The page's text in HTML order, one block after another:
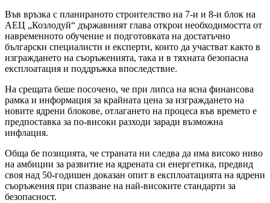
Във връзка с планираното строителство на 7-и и 8-и блок на
АЕЦ „Козлодуй“ държавният глава открои необходимостта от
навременното обучение и подготовката на достатъчно
български специалисти и експерти, които да участват както в
изграждането на съоръженията, така и в тяхната безопасна
експлоатация и поддръжка впоследствие.
На срещата беше посочено, че при липса на ясна финансова
рамка и информация за крайната цена за изграждането на
новите ядрени блокове, отлагането на процеса във времето е
предпоставка за по-високи разходи заради възможна
инфлация.
Обща бе позицията, че страната ни следва да има високо ниво
на амбиции за развитие на ядрената си енергетика, предвид
своя над 50-годишен доказан опит в експлоатацията на ядрени
съоръжения при спазване на най-високите стандарти за
безопасност.